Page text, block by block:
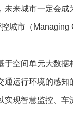
城市一定会成
城市（Managing
间单元大数据
通运行环境的感
现智慧监控、